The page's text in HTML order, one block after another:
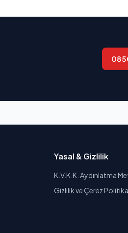
Yasal & Gizlilik
K.V.K.K. Aydınlatma
Gizlilik ve Çerez